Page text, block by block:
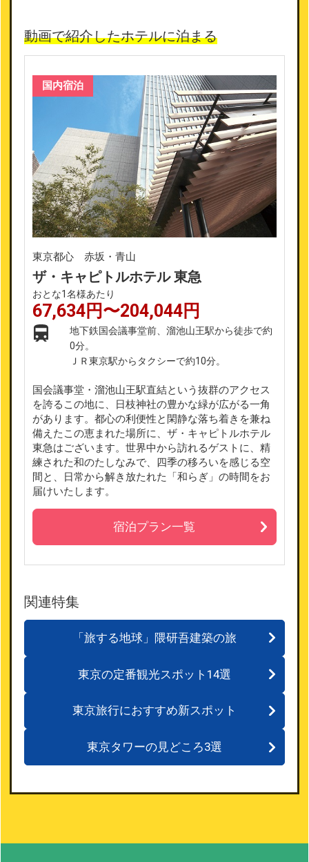
動画で紹介したホテルに泊まる
国内宿泊
東京都心 赤坂・青山
ザ・キャピトルホテル 東急
おとな1名様あたり
67,634円〜204,044円
地下鉄国会議事堂前、溜池山王駅から徒歩で約
0分。
ＪＲ東京駅からタクシーで約10分。
国会議事堂・溜池山王駅直結という抜群のアクセス
を誇るこの地に、日枝神社の豊かな緑が広がる一角
があります。都心の利便性と閑静な落ち着きを兼ね
備えたこの恵まれた場所に、ザ・キャピトルホテル
東急はございます。世界中から訪れるゲストに、精
練された和のたしなみで、四季の移ろいを感じる空
間と、日常から解き放たれた「和らぎ」の時間をお
届けいたします。
宿泊プラン一覧
関連特集
「旅する地球」隈研吾建築の旅
東京の定番観光スポット14選
東京旅行におすすめ新スポット
東京タワーの見どころ3選